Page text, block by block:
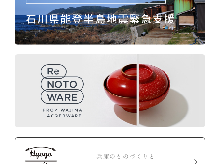
兵庫のものづくりと